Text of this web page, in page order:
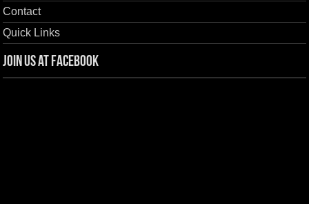
Contact
Quick Links
Join us at Facebook